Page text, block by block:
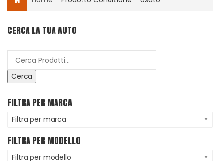
CERCA LA TUA AUTO
Cerca
FILTRA PER MARCA
Filtra per marca
FILTRA PER MODELLO
Filtra per modello